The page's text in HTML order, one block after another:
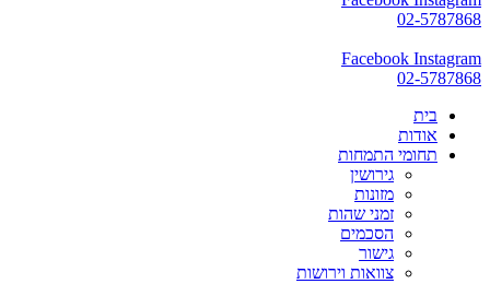
02-5787868
Facebook Instagram
02-5787868
בית
אודות
תחומי התמחות
גירושין
מזונות
זמני שהות
הסכמים
גישור
צוואות וירושות